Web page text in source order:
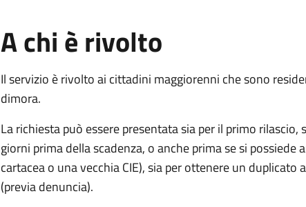
A chi è rivolto
Il servizio è rivolto ai cittadini maggiorenni che sono
dimora.
La richiesta può essere presentata sia per il primo
giorni prima della scadenza, o anche prima se si
cartacea o una vecchia CIE), sia per ottenere un
(previa denuncia).